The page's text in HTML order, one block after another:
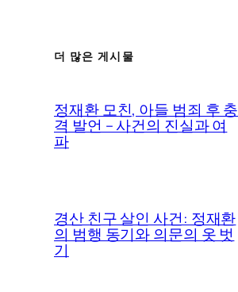
더 많은 게시물
정재환 모친, 아들 범죄 후 충
격 발언 – 사건의 진실과 여
파
경산 친구 살인 사건: 정재환
의 범행 동기와 의문의 옷 벗
기